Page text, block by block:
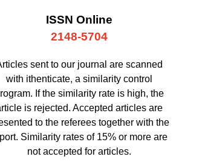
ISSN Online
2148-5704
sent to our journal are scanned
with ithenticate, a similarity control
If the similarity rate is high, the
is rejected. Accepted articles are
to the referees together with the
Similarity rates of 15% or more are
not accepted for articles.